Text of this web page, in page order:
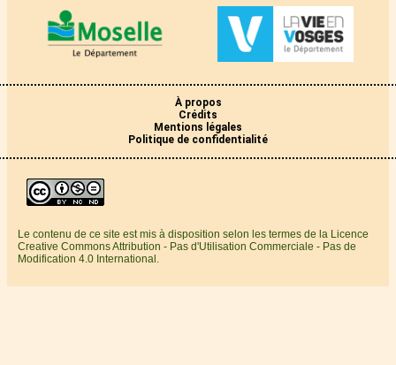
À propos
Crédits
Mentions légales
Politique de confidentialité
Le contenu de ce site est mis à disposition selon les termes de la Licence
Creative Commons Attribution - Pas d'Utilisation Commerciale - Pas de
Modification 4.0 International.